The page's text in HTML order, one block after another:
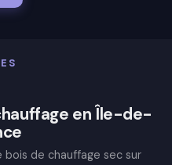
en Île-de-
bois de chauffage sec sur